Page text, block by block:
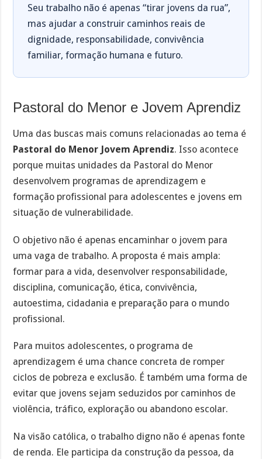
Seu trabalho não é apenas “tirar jovens da rua”,
mas ajudar a construir caminhos reais de
dignidade, responsabilidade, convivência
familiar, formação humana e futuro.
Pastoral do Menor e Jovem Aprendiz
Uma das buscas mais comuns relacionadas ao tema é
Pastoral do Menor Jovem Aprendiz. Isso acontece
porque muitas unidades da Pastoral do Menor
desenvolvem programas de aprendizagem e
formação profissional para adolescentes e jovens em
situação de vulnerabilidade.
O objetivo não é apenas encaminhar o jovem para
uma vaga de trabalho. A proposta é mais ampla:
formar para a vida, desenvolver responsabilidade,
disciplina, comunicação, ética, convivência,
autoestima, cidadania e preparação para o mundo
profissional.
Para muitos adolescentes, o programa de
aprendizagem é uma chance concreta de romper
ciclos de pobreza e exclusão. É também uma forma de
evitar que jovens sejam seduzidos por caminhos de
violência, tráfico, exploração ou abandono escolar.
Na visão católica, o trabalho digno não é apenas fonte
de renda. Ele participa da construção da pessoa, da